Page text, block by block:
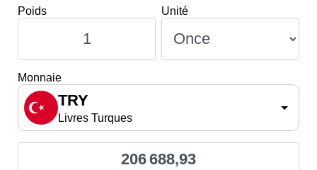
Poids Unité
Monnaie
TRY
Livres Turques
206 688,93